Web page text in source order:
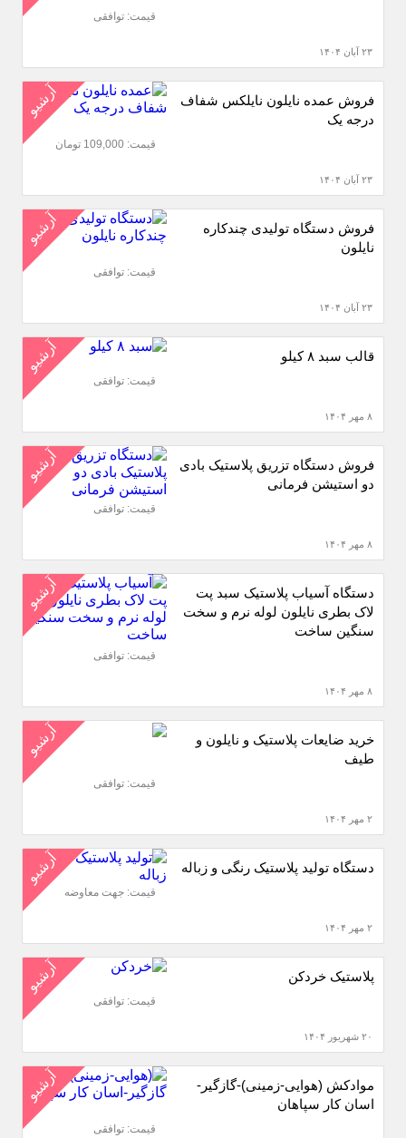
۲۳ آبان ۱۴۰۴
قیمت: توافقی
آرشیو
فروش عمده نایلون نایلکس شفاف
درجه یک
۲۳ آبان ۱۴۰۴
قیمت: 109,000 تومان
آرشیو
فروش دستگاه تولیدی چندکاره
نایلون
۲۳ آبان ۱۴۰۴
قیمت: توافقی
آرشیو قالب سبد ۸ کیلو
۸ مهر ۱۴۰۴
قیمت: توافقی
آرشیو
فروش دستگاه تزریق پلاستیک بادی
دو استیشن فرمانی
۸ مهر ۱۴۰۴
قیمت: توافقی
آرشیو
دستگاه آسیاب پلاستیک سبد پت
لاک بطری نایلون لوله نرم و سخت
سنگین ساخت
۸ مهر ۱۴۰۴
قیمت: توافقی
آرشیو
خرید ضایعات پلاستیک و نایلون و
طیف
۲ مهر ۱۴۰۴
قیمت: توافقی
آرشیو دستگاه تولید پلاستیک رنگی و زباله
۲ مهر ۱۴۰۴
قیمت: جهت معاوضه
آرشیو پلاستیک خردکن
۲۰ شهریور ۱۴۰۴
قیمت: توافقی
آرشیو
موادکش (هوایی-زمینی)-گازگیر-
اسان کار سپاهان
قیمت: توافقی